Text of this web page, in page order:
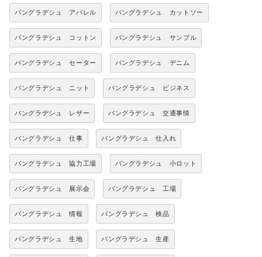
バングラデシュ アパレル バングラデシュ カットソー
バングラデシュ コットン バングラデシュ サンプル
バングラデシュ セーター バングラデシュ デニム
バングラデシュ ニット バングラデシュ ビジネス
バングラデシュ レザー バングラデシュ 交通事情
バングラデシュ 仕事 バングラデシュ 仕入れ
バングラデシュ 協力工場 バングラデシュ 小ロット
バングラデシュ 展示会 バングラデシュ 工場
バングラデシュ 情報 バングラデシュ 検品
バングラデシュ 生地 バングラデシュ 生産